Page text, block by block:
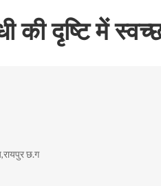
की दृष्टि में
छ.ग